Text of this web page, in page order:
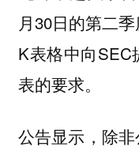
月30日的第二
K表格中向
表的要求。
公告显示，除